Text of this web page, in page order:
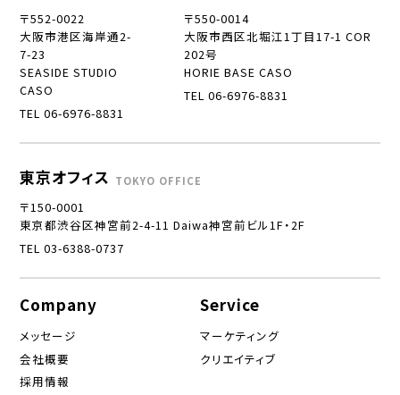
〒552-0022
大阪市港区海岸通2-
7-23
SEASIDE STUDIO
CASO
TEL 06-6976-8831
〒550-0014
大阪市西区北堀江1丁目17-1 COR
202号
HORIE BASE CASO
TEL 06-6976-8831
東京オフィス TOKYO OFFICE
〒150-0001
東京都渋谷区神宮前2-4-11 Daiwa神宮前ビル1F・2F
TEL 03-6388-0737
Company
メッセージ
会社概要
採用情報
Service
マーケティング
クリエイティブ